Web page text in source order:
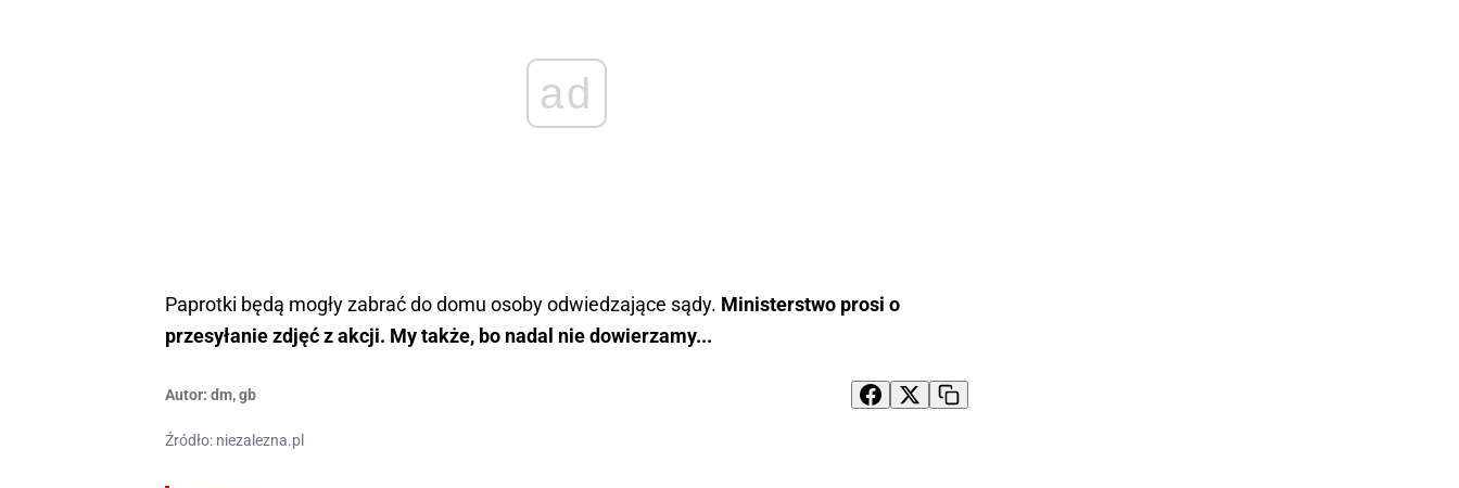
ad
Paprotki będą mogły zabrać do domu osoby odwiedzające sądy. Ministerstwo prosi o
przesyłanie zdjęć z akcji. My także, bo nadal nie dowierzamy...
Autor: dm,gb
Źródło: niezalezna.pl